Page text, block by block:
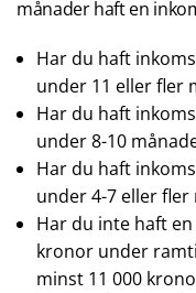
månader haft en
Har du haft
under 11 eller fler
Har du haft
under 8-10
Har du haft
under 4-7 eller
Har du inte haft
kronor under
minst 11 000